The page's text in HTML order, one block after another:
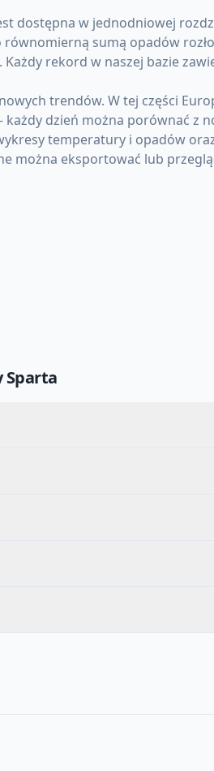
dostępna w jednodniowej
sumą opadów
rekord w naszej bazie
trendów. W tej części
dzień można porównać z
temperatury i opadów
można eksportować lub
Sparta